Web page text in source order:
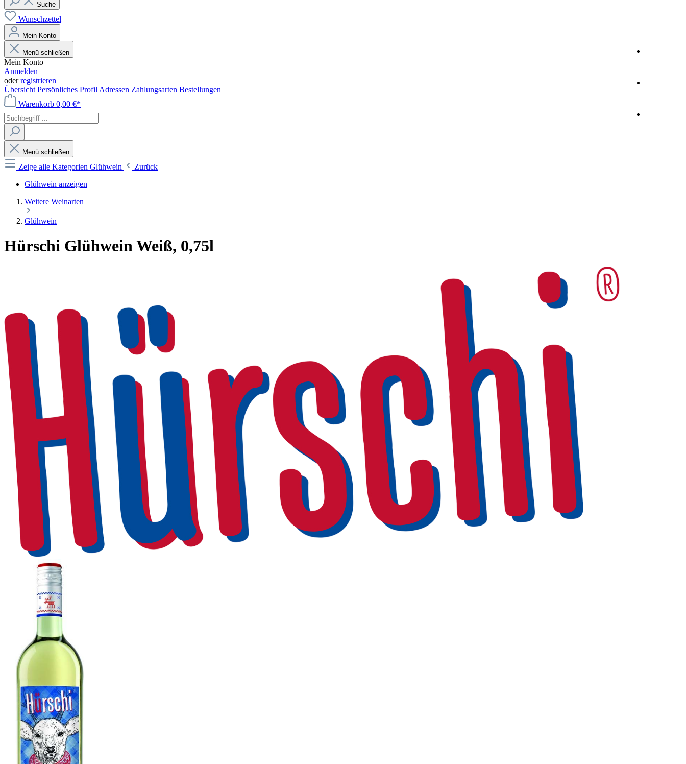
Suche
Wunschzettel
Mein Konto
Menü schließen
Mein Konto
Anmelden
oderregistrieren
Übersicht Persönliches Profil Adressen Zahlungsarten Bestellungen
Warenkorb 0,00 €*
Menü schließen
Zeige alle Kategorien Glühwein
Zurück
Glühwein anzeigen
Weitere Weinarten
Glühwein
Hürschi Glühwein Weiß, 0,75l